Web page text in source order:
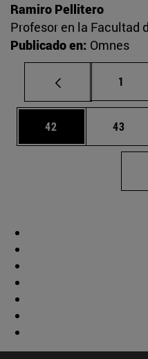
Ramiro Pellitero
Profesor en la Facultad
Publicado en: Omnes
1
Página
42 Página
43